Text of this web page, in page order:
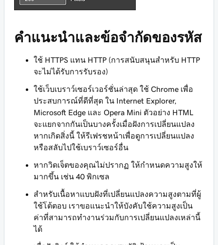
คำแนะนำและข้อจำกัดของรหัส
ใช้ HTTPS แทน HTTP (การสนับสนุนสำหรับ HTTP
จะไม่ได้รับการรับรอง)
ใช้เว็บเบราว์เซอร์เวอร์ชั่นล่าสุด ใช้ Chrome เพื่อ
ประสบการณ์ที่ดีที่สุด ใน Internet Explorer,
Microsoft Edge และ Opera Mini ตัวอย่าง HTML
จะแยกจากกันเป็นบางครั้งเมื่อฝังการเปลี่ยนแปลง
หากเกิดสิ่งนี้ ให้รีเฟรชหน้าเพื่อดูการเปลี่ยนแปลง
หรือสลับไปใช้เบราว์เซอร์อื่น
หากวิดเจ็ตของคุณไม่ปรากฏ ให้กำหนดความสูงให้
มากขึ้น เช่น 40 พิกเซล
สำหรับเนื้อหาแบบฝังที่เปลี่ยนแปลงความสูงตามที่ผู้
ใช้โต้ตอบ เราขอแนะนำให้บังคับใช้ความสูงเป็น
ค่าที่สามารถทำงานร่วมกับการเปลี่ยนแปลงเหล่านี้
ได้